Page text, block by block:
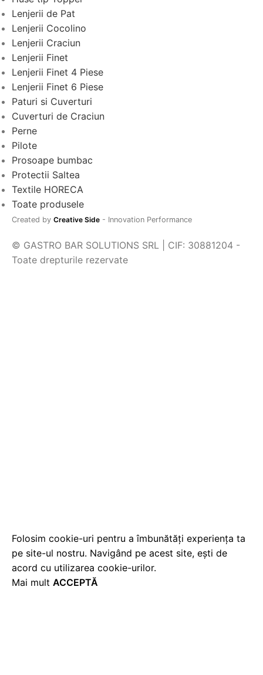
Lenjerii de Pat
Lenjerii Cocolino
Lenjerii Craciun
Lenjerii Finet
Lenjerii Finet 4 Piese
Lenjerii Finet 6 Piese
Paturi si Cuverturi
Cuverturi de Craciun
Perne
Pilote
Prosoape bumbac
Protectii Saltea
Textile HORECA
Toate produsele
Created by Creative Side - Innovation Performance
© GASTRO BAR SOLUTIONS SRL | CIF: 30881204 -
Toate drepturile rezervate
Folosim cookie-uri pentru a îmbunătăți experiența ta
pe site-ul nostru. Navigând pe acest site, ești de
acord cu utilizarea cookie-urilor.
Mai mult ACCEPTĂ